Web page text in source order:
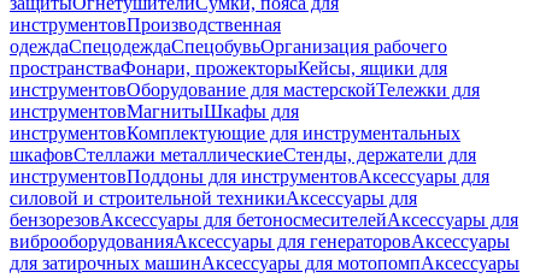
инструментовПроизводственная
одеждаСпецодеждаСпецобувьОрганизация рабочего
пространстваФонари, прожекторыКейсы, ящики для
инструментовОборудование для мастерскойТележки для
инструментовМагнитыШкафы для
инструментовКомплектующие для инструментальных
шкафовСтеллажи металлическиеСтенды, держатели для
инструментовПоддоны для инструментовАксессуары для
силовой и строительной техникиАксессуары для
бензорезовАксессуары для бетоносмесителейАксессуары для
виброоборудованияАксессуары для генераторовАксессуары
для затирочных машинАксессуары для мотопомпАксессуары